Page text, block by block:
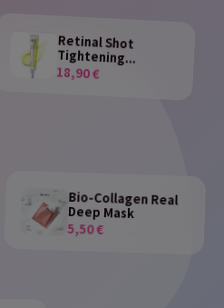
Retinal Shot
Tightening...
18,90 €
Bio-Collagen Real
Deep Mask
5,50 €